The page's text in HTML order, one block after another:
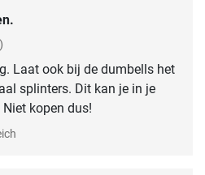
Laat ook bij de dumbells het
splinters. Dit kan je in je
kopen dus!